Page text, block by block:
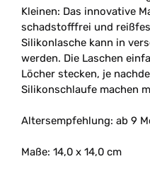
Kleinen: Das innovative
schadstofffrei und
Silikonlasche kann in
werden. Die Laschen
Löcher stecken, je
Silikonschlaufe machen
Altersempfehlung: ab 9
Maße: 14,0 x 14,0 cm